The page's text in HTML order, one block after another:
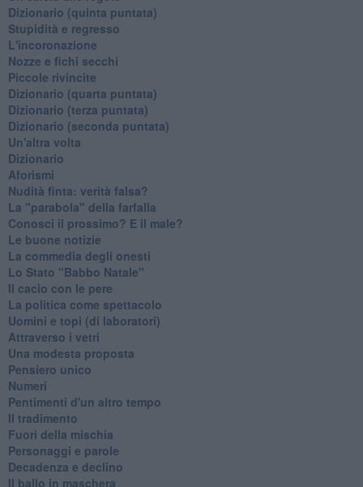
Dizionario (quinta puntata)
Stupidità e regresso
L'incoronazione
Nozze e fichi secchi
Piccole rivincite
​Dizionario (quarta puntata)
​Dizionario (terza puntata)
​Dizionario (seconda puntata)
Un'altra volta
Dizionario
Aforismi
Nudità finta: verità falsa?
La "parabola" della farfalla
Conosci il prossimo? E il male?
Le buone notizie
La commedia degli onesti
Lo Stato "Babbo Natale"
Il cacio con le pere
La politica come spettacolo
Uomini e topi (di laboratori)
Attraverso i vetri
Una modesta proposta
Pensiero unico
Numeri
Pentimenti d'un altro tempo
Il tradimento
Fuori della mischia
Personaggi e parole
Decadenza e declino
Il ballo in maschera